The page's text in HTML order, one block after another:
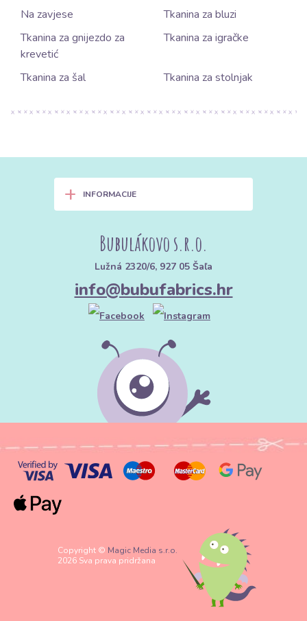
Na zavjese
Tkanina za bluzi
Tkanina za gnijezdo za
krevetić
Tkanina za igračke
Tkanina za šal Tkanina za stolnjak
+ INFORMACIJE
Bubulákovo s.r.o.
Lužná 2320/6, 927 05 Šaľa
info@bubufabrics.hr
Copyright © Magic Media s.r.o.
2026 Sva prava pridržana